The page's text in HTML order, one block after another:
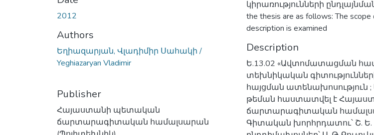
2012
Authors
Եղիազարյան, Վլադիմիր Սահակի /
Yeghiazaryan Vladimir
Publisher
Հայաստանի պետական
ճարտարագիտական համալսարան
կիրառությունների
the thesis are as follows: The
description is examined
Description
Ե.13.02 «Ավտոմատացման
տեխնիկական
հայցման ատենախոսություն
թեման հաստատվել է
ճարտարագիտական
Գիտական խորհրդատու՝ Շ.